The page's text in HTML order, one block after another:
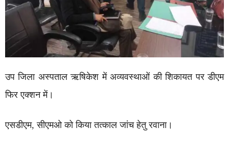
उप जिला अस्पताल ऋषिकेश में अव्यवस्थाओं की शिकायत पर डीएम
फिर एक्शन में।
एसडीएम, सीएमओ को किया तत्काल जांच हेतु रवाना।